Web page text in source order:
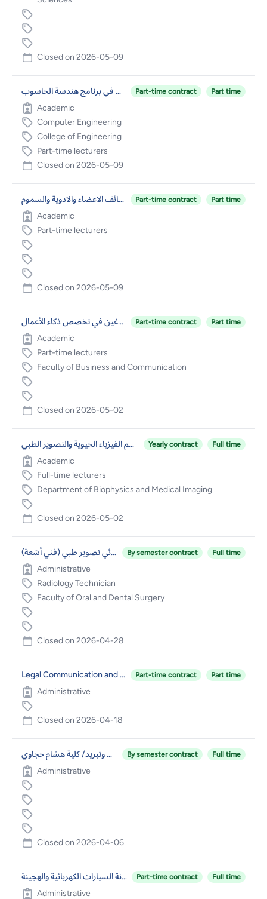
Closed on 2026-05-09
محاضر غير متفرغ للعمل في برنامج هندسة الحاسوب. Part-time contract Part time
Academic
Computer Engineering
College of Engineering
Part-time lecturers
Closed on 2026-05-09
أكاديميين غير متفرغين/ قسم علم وظائف الاعضاء والادوية والسموم Part-time contract Part time
Academic
Part-time lecturers
Closed on 2026-05-09
محاضرين غير متفرغين في تخصص ذكاء الأعمال Part-time contract Part time
Academic
Part-time lecturers
Faculty of Business and Communication
Closed on 2026-05-02
محاضر متفرغ – محاضر في قسم الفيزياء الحيوية والتصوير الطبي Yearly contract Full time
Academic
Full-time lecturers
Department of Biophysics and Medical Imaging
Closed on 2026-05-02
أخصائي تصوير طبي (فني أشعة) By semester contract Full time
Administrative
Radiology Technician
Faculty of Oral and Dental Surgery
Closed on 2026-04-28
Legal Communication and Information Officer (Part-Time – 50%) Part-time contract Part time
Administrative
Closed on 2026-04-18
فني مختبر تكييف وتبريد/ كلية هشام حجاوي By semester contract Full time
Administrative
Closed on 2026-04-06
مهندس فحص وصيانة السيارات الكهربائية والهجينة Part-time contract Full time
Administrative